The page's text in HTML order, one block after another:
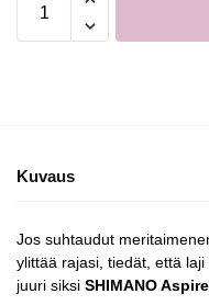
Kuvaus
Jos suhtaudut
ylittää rajasi, tiedät, että
juuri siksi SHIMANO